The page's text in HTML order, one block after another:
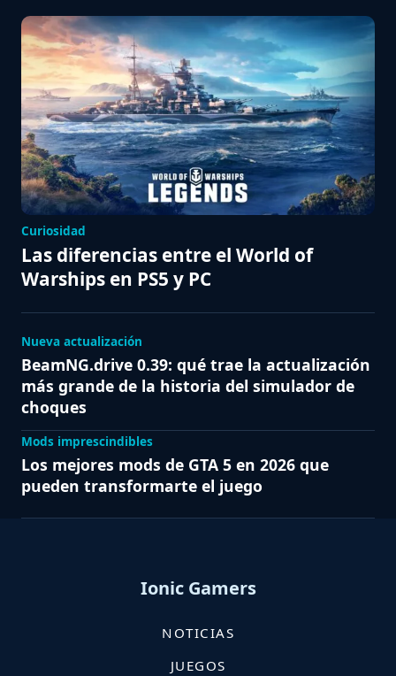
Curiosidad
Las diferencias entre el World of
Warships en PS5 y PC
Nueva actualización
BeamNG.drive 0.39: qué trae la actualización
más grande de la historia del simulador de
choques
Mods imprescindibles
Los mejores mods de GTA 5 en 2026 que
pueden transformarte el juego
Ionic Gamers
NOTICIAS
JUEGOS